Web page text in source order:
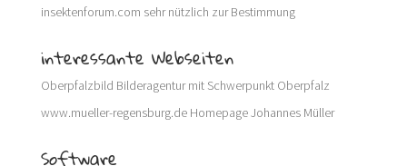
insektenforum.com sehr nützlich zur Bestimmung
interessante Webseiten
Oberpfalzbild Bilderagentur mit Schwerpunkt Oberpfalz
www.mueller-regensburg.deHomepage Johannes Müller
Software